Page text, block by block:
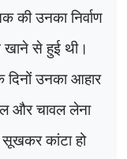
की उनका निर्वाण
खाने से हुई थी।
उनका आहार
और चावल लेना
कांटा हो